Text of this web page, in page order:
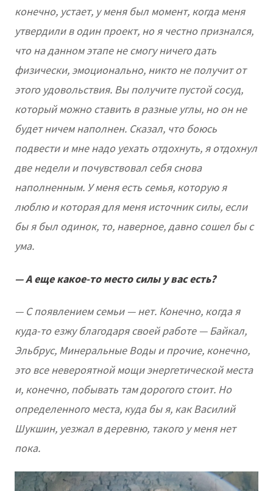
конечно, устает, у меня был момент, когда меня
утвердили в один проект, но я честно признался,
что на данном этапе не смогу ничего дать
физически, эмоционально, никто не получит от
этого удовольствия. Вы получите пустой сосуд,
который можно ставить в разные углы, но он не
будет ничем наполнен. Сказал, что боюсь
подвести и мне надо уехать отдохнуть, я отдохнул
две недели и почувствовал себя снова
наполненным. У меня есть семья, которую я
люблю и которая для меня источник силы, если
бы я был одинок, то, наверное, давно сошел бы с
ума.
— А еще какое-то место силы у вас есть?
— С появлением семьи — нет. Конечно, когда я
куда-то езжу благодаря своей работе — Байкал,
Эльбрус, Минеральные Воды и прочие, конечно,
это все невероятной мощи энергетической места
и, конечно, побывать там дорогого стоит. Но
определенного места, куда бы я, как Василий
Шукшин, уезжал в деревню, такого у меня нет
пока.